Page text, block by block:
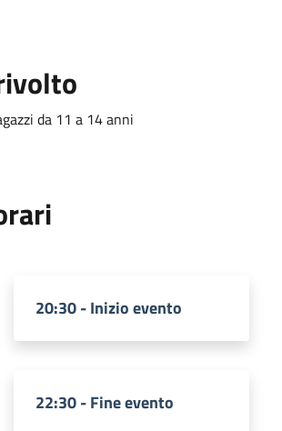
da 11 a 14 anni
20:30 - Inizio evento
22:30 - Fine evento